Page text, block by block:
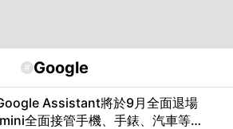
# Google
Assistant將於9月全面退場
全面接管手機、手錶、汽車等